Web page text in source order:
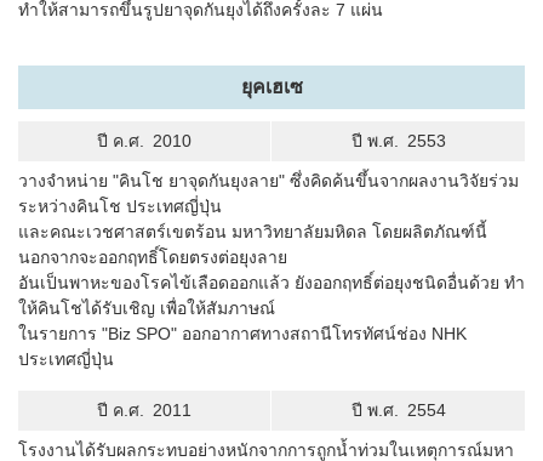
ทำให้สามารถขึ้นรูปยาจุดกันยุงได้ถึงครั้งละ 7 แผ่น
ยุคเฮเซ
ปี ค.ศ. 2010 ปี พ.ศ. 2553
วางจำหน่าย "คินโช ยาจุดกันยุงลาย" ซึ่งคิดค้นขึ้นจากผลงานวิจัยร่วม
ระหว่างคินโช ประเทศญี่ปุ่น
และคณะเวชศาสตร์เขตร้อน มหาวิทยาลัยมหิดล โดยผลิตภัณฑ์นี้
นอกจากจะออกฤทธิ์โดยตรงต่อยุงลาย
อันเป็นพาหะของโรคไข้เลือดออกแล้ว ยังออกฤทธิ์ต่อยุงชนิดอื่นด้วย ทำ
ให้คินโชได้รับเชิญ เพื่อให้สัมภาษณ์
ในรายการ "Biz SPO" ออกอากาศทางสถานีโทรทัศน์ช่อง NHK
ประเทศญี่ปุ่น
ปี ค.ศ. 2011 ปี พ.ศ. 2554
โรงงานได้รับผลกระทบอย่างหนักจากการถูกน้ำท่วมในเหตุการณ์มหา